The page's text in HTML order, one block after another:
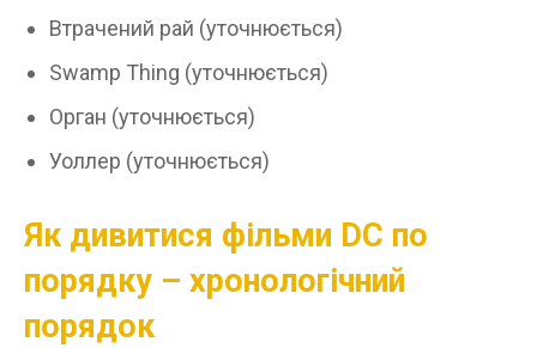
Втрачений рай (уточнюється)
Swamp Thing (уточнюється)
Орган (уточнюється)
Уоллер (уточнюється)
Як дивитися фільми DC по
порядку – хронологічний
порядок